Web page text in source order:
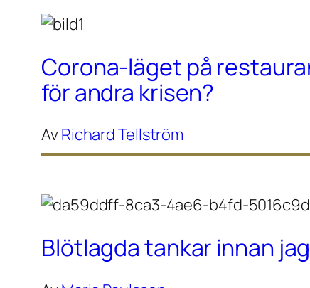
Corona-läget på
för andra krisen?
AvRichard Tellström
Blötlagda tankar innan